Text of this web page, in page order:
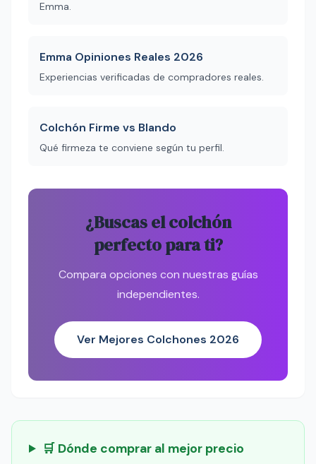
Emma.
Emma Opiniones Reales 2026
Experiencias verificadas de compradores reales.
Colchón Firme vs Blando
Qué firmeza te conviene según tu perfil.
¿Buscas el colchón
perfecto para ti?
Compara opciones con nuestras guías
independientes.
Ver Mejores Colchones 2026
🛒 Dónde comprar al mejor precio